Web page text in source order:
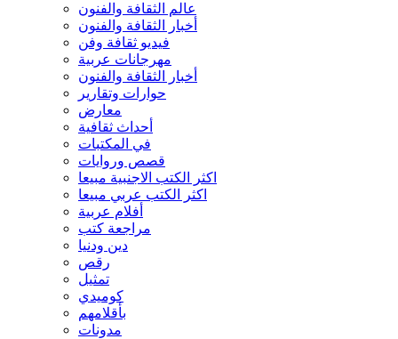
عالم الثقافة والفنون
أخبار الثقافة والفنون
فيديو ثقافة وفن
مهرجانات عربية
أخبار الثقافة والفنون
حوارات وتقارير
معارض
أحداث ثقافية
في المكتبات
قصص وروايات
اكثر الكتب الاجنبية مبيعا
اكثر الكتب عربي مبيعا
أفلام عربية
مراجعة كتب
دين ودنيا
رقص
تمثيل
كوميدي
بأقلامهم
مدونات